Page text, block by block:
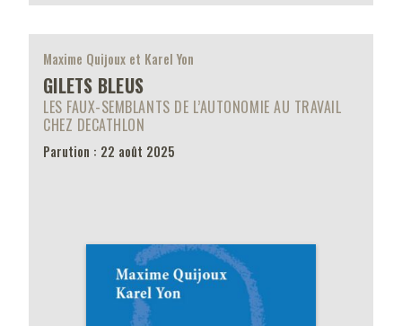
Maxime Quijoux et Karel Yon
GILETS BLEUS
LES FAUX-SEMBLANTS DE L’AUTONOMIE AU TRAVAIL
CHEZ DECATHLON
Parution : 22 août 2025